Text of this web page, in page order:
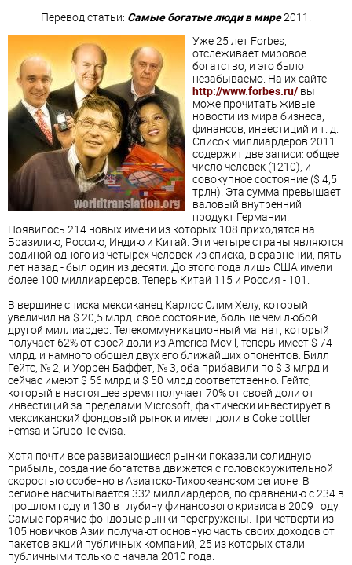
Перевод статьи: Самые богатые люди в мире2011.
Уже 25 лет Forbes,
отслеживает мировое
богатство, и это было
незабываемо. На их сайте
http://www.forbes.ru/ вы
може прочитать живые
новости из мира бизнеса,
финансов, инвестиций и т. д.
Список миллиардеров 2011
содержит две записи: общее
число человек (1210), и
совокупное состояние ($ 4,5
трлн). Эта сумма превышает
валовый внутренний
продукт Германии.
Появилось 214 новых имени из которых 108 приходятся на
Бразилию, Россию, Индию и Китай. Эти четыре страны являются
родиной одного из четырех человек из списка, в сравнении, пять
лет назад - был один из десяти. До этого года лишь США имели
более 100 миллиардеров. Теперь Китай 115 и Россия - 101.
В вершине списка мексиканец Карлос Слим Хелу, который
увеличил на $ 20,5 млрд. свое состояние, больше чем любой
другой миллиардер. Телекоммуникационный магнат, который
получает 62% от своей доли из America Movil, теперь имеет $ 74
млрд. и намного обошел двух его ближайших опонентов. Билл
Гейтс, № 2, и Уоррен Баффет, № 3, оба прибавили по $ 3 млрд и
сейчас имеют $ 56 млрд и $ 50 млрд соответственно. Гейтс,
который в настоящее время получает 70% от своей доли от
инвестиций за пределами Microsoft, фактически инвестирует в
мексиканский фондовый рынок и имеет доли в Coke bottler
Femsa и Grupo Televisa.
Хотя почти все развивающиеся рынки показали солидную
прибыль, создание богатства движется с головокружительной
скоростью особенно в Азиатско-Тихоокеанском регионе. В
регионе насчитывается 332 миллиардеров, по сравнению с 234 в
прошлом году и 130 в глубину финансового кризиса в 2009 году.
Самые горячие фондовые рынки перегружены. Три четверти из
105 новичков Азии получают основную часть своих доходов от
пакетов акций публичных компаний, 25 из которых стали
публичными только с начала 2010 года.